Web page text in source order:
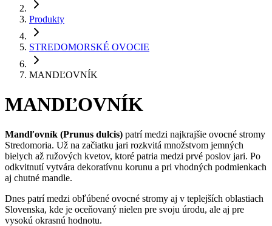
Produkty
STREDOMORSKÉ OVOCIE
MANDĽOVNÍK
MANDĽOVNÍK
Mandľovník (Prunus dulcis) patrí medzi najkrajšie ovocné stromy
Stredomoria. Už na začiatku jari rozkvitá množstvom jemných
bielych až ružových kvetov, ktoré patria medzi prvé poslov jari. Po
odkvitnutí vytvára dekoratívnu korunu a pri vhodných podmienkach
aj chutné mandle.
Dnes patrí medzi obľúbené ovocné stromy aj v teplejších oblastiach
Slovenska, kde je oceňovaný nielen pre svoju úrodu, ale aj pre
vysokú okrasnú hodnotu.